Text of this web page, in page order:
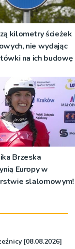
kilometry ścieżek
nie wydając
na ich budowę
Brzeska
Europy w
slalomowym!
[08.08.2026]